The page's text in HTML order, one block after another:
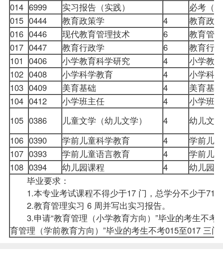
014 6999 实习报告（实践）
必考（
015 0444 教育政策学 4
教育政
016 0446 现代教育管理技术 6
教育管
017 0447 教育行政学 6
教育行
101 0406 小学教育科学研究 4
小学教
102 0408 小学科学教育 4
小学科
103 0409 美育基础 4
美育基
104 0412 小学班主任 4
小学班
105 0386 儿童文学（幼儿文学） 4
幼儿文
106 0390 学前儿童科学教育 4
学前儿
107 0393 学前儿童语言教育 4
学前儿
108 0394 幼儿园课程 4
幼儿园
毕业要求：
1.本专业考试课程不得少于17 门，总学分不少于71
2.教育管理实习 6 周并写出实习报告。
3.申请“教育管理（小学教育方向）”毕业的考生不考
育管理（学前教育方向）”毕业的考生不考015至017 三